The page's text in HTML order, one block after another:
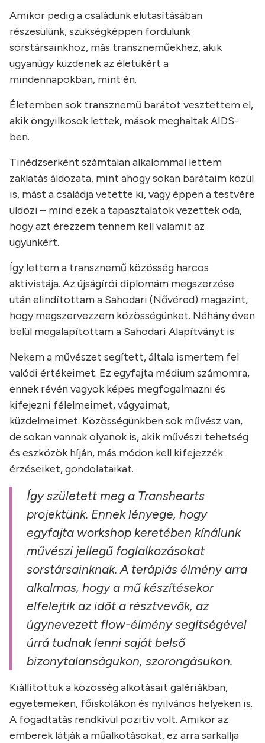
Amikor pedig a családunk elutasításában
részesülünk, szükségképpen fordulunk
sorstársainkhoz, más transzneműekhez, akik
ugyanúgy küzdenek az életükért a
mindennapokban, mint én.
Életemben sok transznemű barátot vesztettem el,
akik öngyilkosok lettek, mások meghaltak AIDS-
ben.
Tinédzserként számtalan alkalommal lettem
zaklatás áldozata, mint ahogy sokan barátaim közül
is, mást a családja vetette ki, vagy éppen a testvére
üldözi – mind ezek a tapasztalatok vezettek oda,
hogy azt érezzem tennem kell valamit az
ügyünkért.
Így lettem a transznemű közösség harcos
aktivistája. Az újságírói diplomám megszerzése
után elindítottam a Sahodari (Nővéred) magazint,
hogy megszervezzem közösségünket. Néhány éven
belül megalapítottam a Sahodari Alapítványt is.
Nekem a művészet segített, általa ismertem fel
valódi értékeimet. Ez egyfajta médium számomra,
ennek révén vagyok képes megfogalmazni és
kifejezni félelmeimet, vágyaimat,
küzdelmeimet. Közösségünkben sok művész van,
de sokan vannak olyanok is, akik művészi tehetség
és eszközök híján, más módon kell kifejezzék
érzéseiket, gondolataikat.
Így született meg a Transhearts
projektünk. Ennek lényege, hogy
egyfajta workshop keretében kínálunk
művészi jellegű foglalkozásokat
sorstársainknak. A terápiás élmény arra
alkalmas, hogy a mű készítésekor
elfelejtik az időt a résztvevők, az
úgynevezett flow-élmény segítségével
úrrá tudnak lenni saját belső
bizonytalanságukon, szorongásukon.
Kiállítottuk a közösség alkotásait galériákban,
egyetemeken, főiskolákon és nyilvános helyeken is.
A fogadtatás rendkívül pozitív volt. Amikor az
emberek látják a műalkotásokat, ez arra sarkallja